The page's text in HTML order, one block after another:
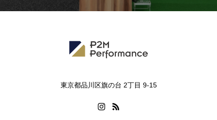
東京都品川区旗の台 2丁目 9-15